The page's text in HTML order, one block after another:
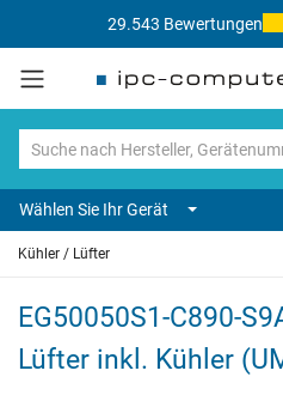
29.543 Bewertungen
Wählen Sie Ihr Gerät
Kühler / Lüfter
EG50050S1-C890-
Lüfter inkl. Kühler